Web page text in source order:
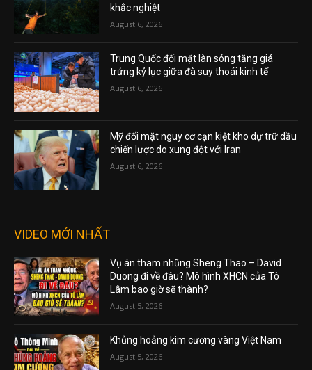
khắc nghiệt
August 6, 2026
Trung Quốc đối mặt làn sóng tăng giá
trứng kỷ lục giữa đà suy thoái kinh tế
August 6, 2026
Mỹ đối mặt nguy cơ cạn kiệt kho dự trữ dầu
chiến lược do xung đột với Iran
August 6, 2026
VIDEO MỚI NHẤT
Vụ án tham nhũng Sheng Thao – David
Duong đi về đâu? Mô hình XHCN của Tô
Lâm bao giờ sẽ thành?
August 5, 2026
Khủng hoảng kim cương vàng Việt Nam
August 5, 2026